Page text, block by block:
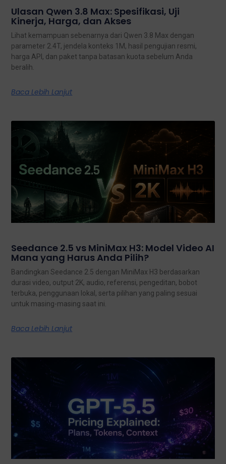
Ulasan Qwen 3.8 Max: Spesifikasi, Uji
Kinerja, Harga, dan Akses
Lihat kemampuan sebenarnya dari Qwen 3.8 Max dengan
parameter 2.4T, jendela konteks 1M, hasil pengujian resmi,
harga API, dan paket tanpa batasan kuota sebelum Anda
beralih.
Baca Lebih Lanjut
Seedance 2.5 vs MiniMax H3: Model Video AI
Mana yang Harus Anda Pilih?
Bandingkan Seedance 2.5 dengan MiniMax H3 berdasarkan
durasi video, output 2K, audio, referensi, pengeditan, bobot
terbuka, penggunaan lokal, serta pilihan yang paling sesuai
untuk masing-masing saat ini.
Baca Lebih Lanjut